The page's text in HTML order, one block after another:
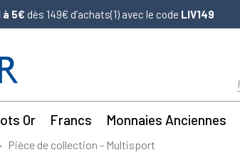
à 5€ dès 149€ d’achats(1) avec le code LIV149
Or Francs Monnaies Anciennes
Pièce de collection - Multisport